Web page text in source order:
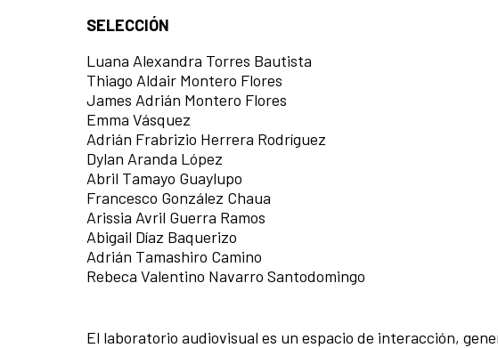
SELECCIÓN
Luana Alexandra Torres Bautista
Thiago Aldair Montero Flores
James Adrián Montero Flores
Emma Vásquez
Adrián Frabrizio Herrera Rodríguez
Dylan Aranda López
Abril Tamayo Guaylupo
Francesco González Chaua
Arissia Avril Guerra Ramos
Abigail Díaz Baquerizo
Adrián Tamashiro Camino
Rebeca Valentino Navarro Santodomingo
El laboratorio audiovisual es un espacio de interacción,